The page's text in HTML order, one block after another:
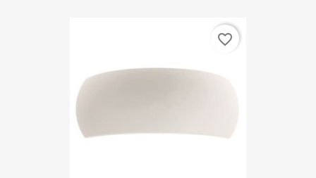
favorite_border